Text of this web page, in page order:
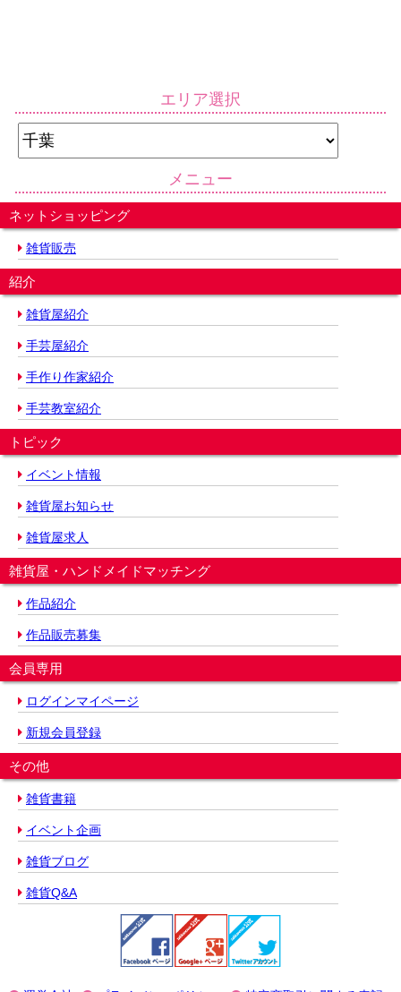
エリア選択
メニュー
ネットショッピング
雑貨販売
紹介
雑貨屋紹介
手芸屋紹介
手作り作家紹介
手芸教室紹介
トピック
イベント情報
雑貨屋お知らせ
雑貨屋求人
雑貨屋・ハンドメイドマッチング
作品紹介
作品販売募集
会員専用
ログインマイページ
新規会員登録
その他
雑貨書籍
イベント企画
雑貨ブログ
雑貨Q&A